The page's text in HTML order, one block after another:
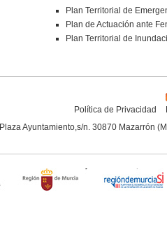
Plan Territorial de
Plan de Actuación ante
Plan Territorial de
Política de Privacidad
Plaza Ayuntamiento,s/n. 30870 Mazarrón